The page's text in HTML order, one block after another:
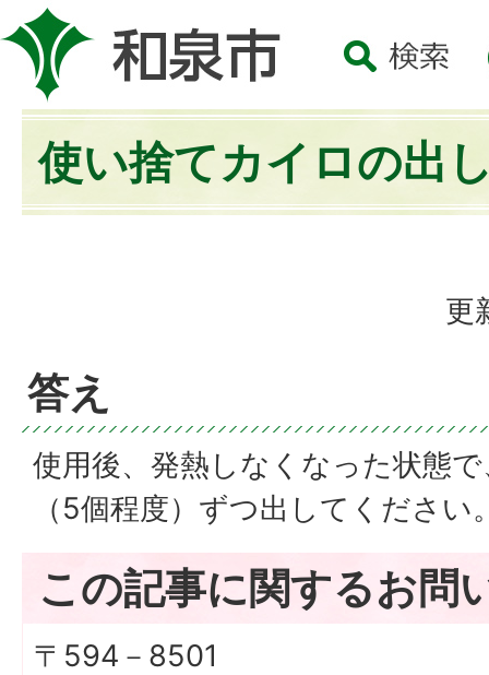
使い捨てカイロの出
更
答え
使用後、発熱しなくなった状態
（5個程度）ずつ出してください
この記事に関するお問
〒594－8501